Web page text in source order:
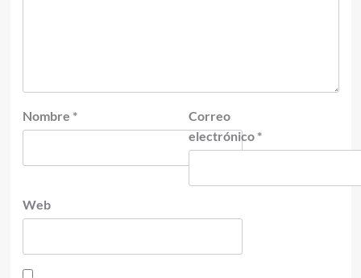
Nombre *
Correo
electrónico *
Web